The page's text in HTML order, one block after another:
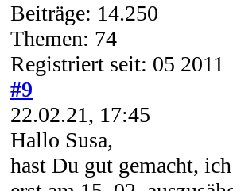
Beiträge: 14.250
Themen: 74
Registriert seit: 05 2011
#9
22.02.21, 17:45
Hallo Susa,
hast Du gut gemacht,